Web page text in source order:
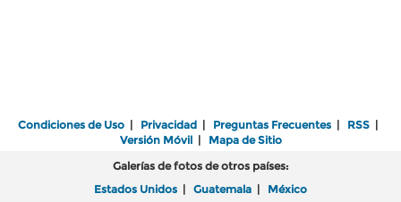
Condiciones de Uso | Privacidad | Preguntas Frecuentes | RSS |
Versión Móvil| Mapa de Sitio
Galerías de fotos de otros países:
Estados Unidos | Guatemala | México